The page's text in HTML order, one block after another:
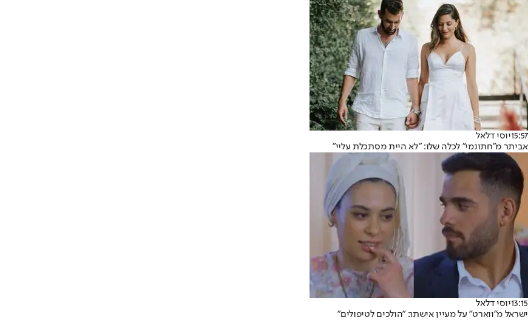
15:57יוסי דלאל
אביתר מ"חתונמי" לכלה שלו: "לא היית מסתכלת עליי"
13:15יוסי דלאל
ישראל מ"ווארט" על מעיין אישתו: "הולכים לטיפולים"